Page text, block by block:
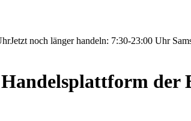
Jetzt noch länger handeln: 7:30-23:00 Uhr
der